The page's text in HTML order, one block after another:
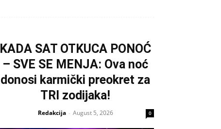
KADA SAT OTKUCA PONOĆ
– SVE SE MENJA: Ova noć
donosi karmički preokret za
TRI zodijaka!
Redakcija - August 5, 2026 0